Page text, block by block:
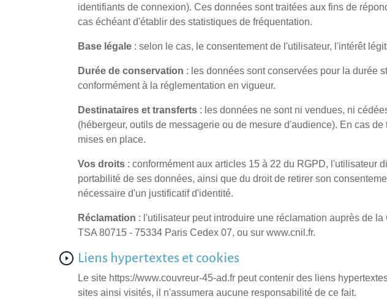
identifiants de connexion). Ces données sont traitées aux fins de
cas échéant d'établir des statistiques de fréquentation.
Base légale : selon le cas, le consentement de l'utilisateur, l'intérêt
Durée de conservation : les données sont conservées pour la durée
conformément à la réglementation en vigueur.
Destinataires et transferts : les données ne sont ni vendues, ni
(hébergeur, outils de messagerie ou de mesure d'audience). En cas
mises en place.
Vos droits : conformément aux articles 15 à 22 du RGPD, l'utilisateur
portabilité de ses données, ainsi que du droit de retirer son
nécessaire d'un justificatif d'identité.
Réclamation : l'utilisateur peut introduire une réclamation auprès de
TSA 80715 - 75334 Paris Cedex 07, ou sur www.cnil.fr.
Liens hypertextes et cookies
Le site https://www.couvreur-45-ad.fr peut contenir des liens
sites ainsi visités, il n'assumera aucune responsabilité de ce fait.